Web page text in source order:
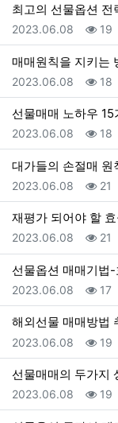
최고의 선물옵션
등록일
2023.06.08 조회
19
매매원칙을 지키는
등록일
2023.06.08 조회
18
선물매매 노하우 15
등록일
2023.06.08 조회
18
대가들의 손절매 원
등록일
2023.06.08 조회
21
재평가 되어야 할
등록일
2023.06.08 조회
21
선물옵션 매매기법
등록일
2023.06.08 조회
17
해외선물 매매방법
등록일
2023.06.08 조회
19
선물매매의 두가지
등록일
2023.06.08 조회
19